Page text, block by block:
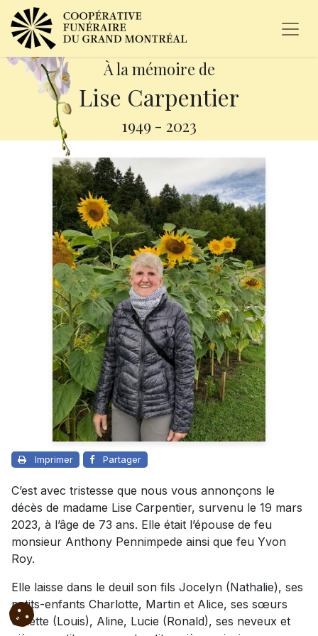
À la mémoire de
Lise Carpentier
1949 - 2023
Imprimer Partager
C’est avec tristesse que nous vous annonçons le
décès de madame Lise Carpentier, survenu le 19 mars
2023, à l’âge de 73 ans. Elle était l’épouse de feu
monsieur Anthony Pennimpede ainsi que feu Yvon
Roy.
Elle laisse dans le deuil son fils Jocelyn (Nathalie), ses
petits-enfants Charlotte, Martin et Alice, ses sœurs
Ginette (Louis), Aline, Lucie (Ronald), ses neveux et